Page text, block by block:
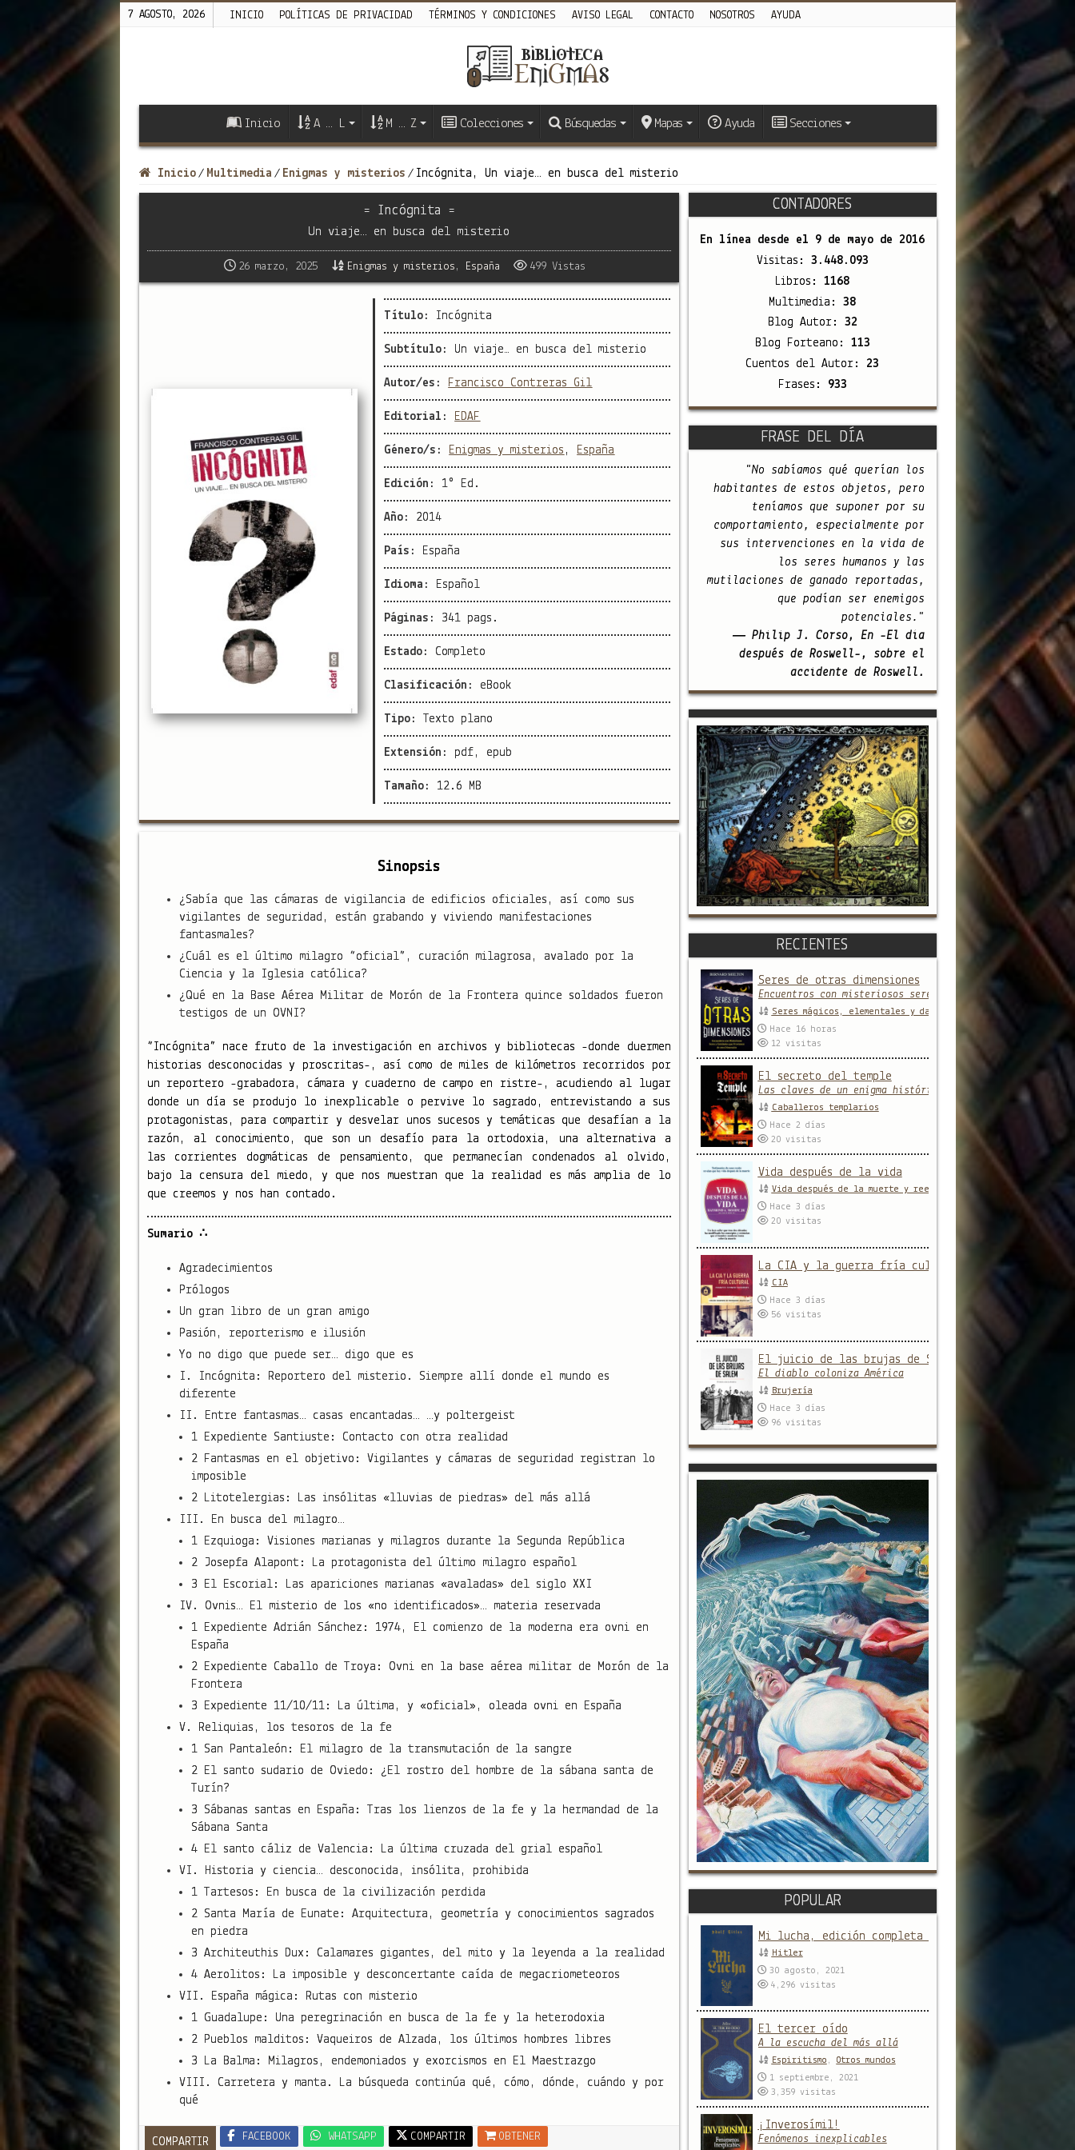
7 AGOSTO, 2026 INICIO POLÍTICAS DE PRIVACIDAD TÉRMINOS Y CONDICIONES AVISO LEGAL CONTACTO NOSOTROS AYUDA
Inicio A … L M … Z Colecciones Búsquedas Mapas Ayuda Secciones
Inicio / Multimedia / Enigmas y misterios / Incógnita, Un viaje… en busca del misterio
= Incógnita =
Un viaje… en busca del misterio
26 marzo, 2025 Enigmas y misterios , España 499 Vistas
Título: Incógnita
Subtítulo: Un viaje… en busca del misterio
Autor/es: Francisco Contreras Gil
Editorial: EDAF
Género/s: Enigmas y misterios , España
Edición: 1° Ed.
Año: 2014
País: España
Idioma: Español
Páginas: 341 pags.
Estado: Completo
Clasificación: eBook
Tipo: Texto plano
Extensión: pdf, epub
Tamaño: 12.6 MB
Sinopsis
¿Sabía que las cámaras de vigilancia de edificios oficiales, así como sus
vigilantes de seguridad, están grabando y viviendo manifestaciones
fantasmales?
¿Cuál es el último milagro “oficial”, curación milagrosa, avalado por la
Ciencia y la Iglesia católica?
¿Qué en la Base Aérea Militar de Morón de la Frontera quince soldados fueron
testigos de un OVNI?
“Incógnita” nace fruto de la investigación en archivos y bibliotecas -donde duermen
historias desconocidas y proscritas-, así como de miles de kilómetros recorridos por
un reportero -grabadora, cámara y cuaderno de campo en ristre-, acudiendo al lugar
donde un día se produjo lo inexplicable o pervive lo sagrado, entrevistando a sus
protagonistas, para compartir y desvelar unos sucesos y temáticas que desafían a la
razón, al conocimiento, que son un desafío para la ortodoxia, una alternativa a
las corrientes dogmáticas de pensamiento, que permanecían condenados al olvido,
bajo la censura del miedo, y que nos muestran que la realidad es más amplia de lo
que creemos y nos han contado.
Sumario ∴
Agradecimientos
Prólogos
Un gran libro de un gran amigo
Pasión, reporterismo e ilusión
Yo no digo que puede ser… digo que es
I. Incógnita: Reportero del misterio. Siempre allí donde el mundo es
diferente
II. Entre fantasmas… casas encantadas… …y poltergeist
1 Expediente Santiuste: Contacto con otra realidad
2 Fantasmas en el objetivo: Vigilantes y cámaras de seguridad registran lo
imposible
2 Litotelergias: Las insólitas «lluvias de piedras» del más allá
III. En busca del milagro…
1 Ezquioga: Visiones marianas y milagros durante la Segunda República
2 Josepfa Alapont: La protagonista del último milagro español
3 El Escorial: Las apariciones marianas «avaladas» del siglo XXI
IV. Ovnis… El misterio de los «no identificados»… materia reservada
1 Expediente Adrián Sánchez: 1974, El comienzo de la moderna era ovni en
España
2 Expediente Caballo de Troya: Ovni en la base aérea militar de Morón de la
Frontera
3 Expediente 11/10/11: La última, y «oficial», oleada ovni en España
V. Reliquias, los tesoros de la fe
1 San Pantaleón: El milagro de la transmutación de la sangre
2 El santo sudario de Oviedo: ¿El rostro del hombre de la sábana santa de
Turín?
3 Sábanas santas en España: Tras los lienzos de la fe y la hermandad de la
Sábana Santa
4 El santo cáliz de Valencia: La última cruzada del grial español
VI. Historia y ciencia… desconocida, insólita, prohibida
1 Tartesos: En busca de la civilización perdida
2 Santa María de Eunate: Arquitectura, geometría y conocimientos sagrados
en piedra
3 Architeuthis Dux: Calamares gigantes, del mito y la leyenda a la realidad
4 Aerolitos: La imposible y desconcertante caída de megacriometeoros
VII. España mágica: Rutas con misterio
1 Guadalupe: Una peregrinación en busca de la fe y la heterodoxia
2 Pueblos malditos: Vaqueiros de Alzada, los últimos hombres libres
3 La Balma: Milagros, endemoniados y exorcismos en El Maestrazgo
VIII. Carretera y manta. La búsqueda continúa qué, cómo, dónde, cuándo y por
qué
COMPARTIR FACEBOOK WHATSAPP COMPARTIR OBTENER
CONTADORES
En línea desde el 9 de mayo de 2016
Visitas: 3.448.093
Libros: 1168
Multimedia: 38
Blog Autor: 32
Blog Forteano: 113
Cuentos del Autor: 23
Frases: 933
FRASE DEL DÍA
"No sabíamos qué querían los
habitantes de estos objetos, pero
teníamos que suponer por su
comportamiento, especialmente por
sus intervenciones en la vida de
los seres humanos y las
mutilaciones de ganado reportadas,
que podían ser enemigos
potenciales."
— Philip J. Corso, En -El día
después de Roswell-, sobre el
accidente de Roswell.
RECIENTES
Seres de otras dimensiones
Encuentros con misteriosos seres y entidades que
Seres mágicos, elementales y daimones
Hace 16 horas
12 visitas
El secreto del temple
Las claves de un enigma histórico
Caballeros templarios
Hace 2 días
20 visitas
Vida después de la vida
Vida después de la muerte y reencarnación
Hace 3 días
20 visitas
La CIA y la guerra fría cultural
CIA
Hace 3 días
56 visitas
El juicio de las brujas de Salem
El diablo coloniza América
Brujería
Hace 3 días
96 visitas
POPULAR
Mi lucha, edición completa y sin censura
Hitler
30 agosto, 2021
4,296 visitas
El tercer oído
A la escucha del más allá
Espiritismo , Otros mundos
1 septiembre, 2021
3,359 visitas
¡Inverosímil!
Fenómenos inexplicables